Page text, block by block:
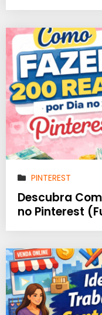
PINTEREST
Descubra
no Pinterest